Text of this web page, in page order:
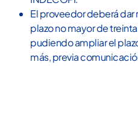
El proveedor deberá dar
plazo no mayor de
pudiendo ampliar el
más, previa